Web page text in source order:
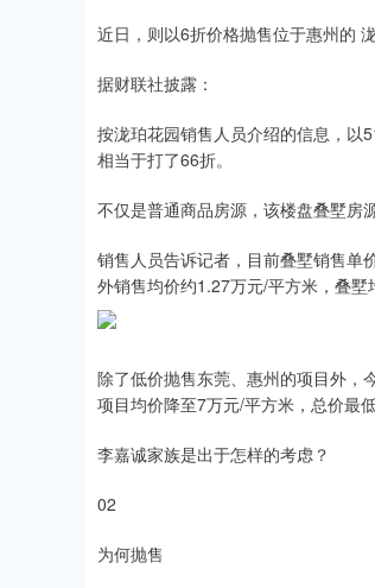
近日，则以6折价格抛售位于惠州的 泷
据财联社披露：
按泷珀花园销售人员介绍的信息，以
相当于打了66折。
不仅是普通商品房源，该楼盘叠墅房
销售人员告诉记者，目前叠墅销售单
外销售均价约1.27万元/平方米，叠墅
除了低价抛售东莞、惠州的项目外，
项目均价降至7万元/平方米，总价最
李嘉诚家族是出于怎样的考虑？
02
为何抛售